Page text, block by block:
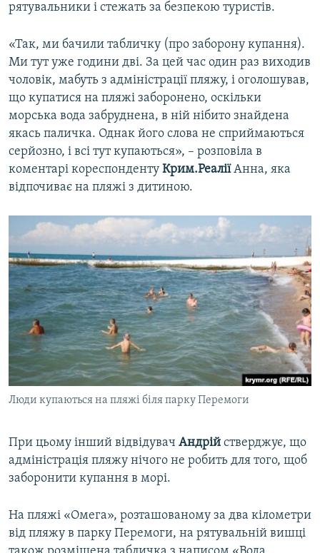
рятувальники і стежать за безпекою туристів.
«Так, ми бачили табличку (про заборону купання).
Ми тут уже години дві. За цей час один раз виходив
чоловік, мабуть з адміністрації пляжу, і оголошував,
що купатися на пляжі заборонено, оскільки
морська вода забруднена, в ній нібито знайдена
якась паличка. Однак його слова не сприймаються
серйозно, і всі тут купаються», – розповіла в
коментарі кореспонденту Крим.РеаліїАнна, яка
відпочиває на пляжі з дитиною.
Люди купаються на пляжі біля парку Перемоги
При цьому інший відвідувач Андрій стверджує, що
адміністрація пляжу нічого не робить для того, щоб
заборонити купання в морі.
На пляжі «Омега», розташованому за два кілометри
від пляжу в парку Перемоги, на рятувальній вишці